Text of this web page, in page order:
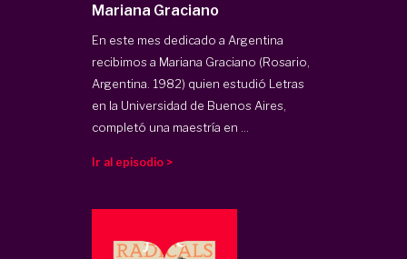
Mariana Graciano
En este mes dedicado a Argentina
recibimos a Mariana Graciano (Rosario,
Argentina. 1982) quien estudió Letras
en la Universidad de Buenos Aires,
completó una maestría en ...
Ir al episodio >